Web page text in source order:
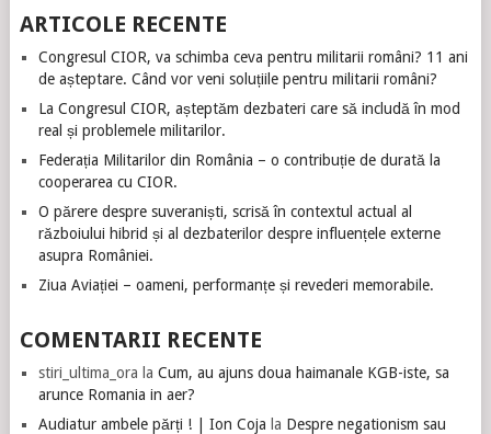
ARTICOLE RECENTE
Congresul CIOR, va schimba ceva pentru militarii români? 11 ani
de așteptare. Când vor veni soluțiile pentru militarii români?
La Congresul CIOR, așteptăm dezbateri care să includă în mod
real și problemele militarilor.
Federația Militarilor din România – o contribuție de durată la
cooperarea cu CIOR.
O părere despre suveraniști, scrisă în contextul actual al
războiului hibrid și al dezbaterilor despre influențele externe
asupra României.
Ziua Aviației – oameni, performanțe și revederi memorabile.
COMENTARII RECENTE
stiri_ultima_ora la Cum, au ajuns doua haimanale KGB-iste, sa
arunce Romania in aer?
Audiatur ambele părți ! | Ion Coja la Despre negationism sau